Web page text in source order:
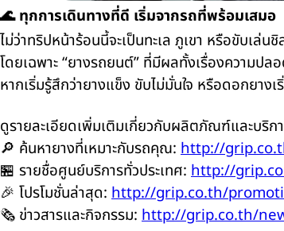
🌊 ทุกการเดินทางที่ดี เริ่มจากรถที่พร้อมเสมอ
ไม่ว่าทริปหน้าร้อนนี้จะเป็นทะเล ภูเขา หรือขับเ
โดยเฉพาะ “ยางรถยนต์” ที่มีผลทั้งเรื่องความป
หากเริ่มรู้สึกว่ายางแข็ง ขับไม่มั่นใจ หรือดอกยา
ดูรายละเอียดเพิ่มเติมเกี่ยวกับผลิตภัณฑ์และบริก
🔎 ค้นหายางที่เหมาะกับรถคุณ: http://
🏪 รายชื่อศูนย์บริการทั่วประเทศ: http://
🎉 โปรโมชั่นล่าสุด: http://grip.co.th/
🗞️ ข่าวสารและกิจกรรม: http://grip.co.th/